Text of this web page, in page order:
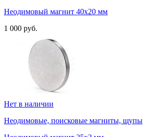
Неодимовый магнит 40х20 мм
1 000 руб.
Нет в наличии
Неодимовые, поисковые магниты, щупы